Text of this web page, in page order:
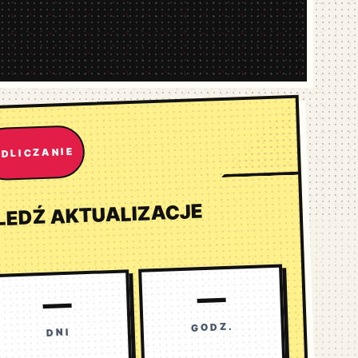
AKTUALIZACJE
—
DNI
—
GODZ.